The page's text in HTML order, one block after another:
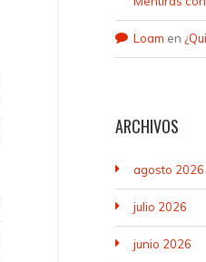
Loam en
ARCHIVOS
agosto 2026
julio 2026
junio 2026